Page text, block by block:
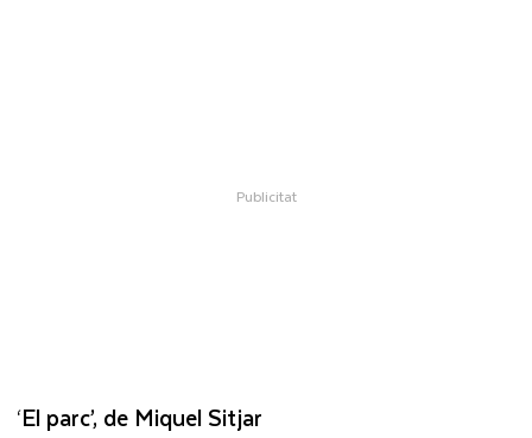
‘El parc’, de Miquel Sitjar